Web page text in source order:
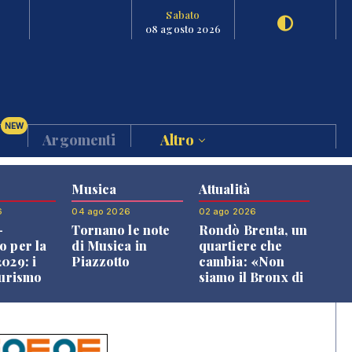
Sabato
08 agosto 2026
NEW
Argomenti Altro
per la
i
Musica
04 ago 2026
Tornano le note
di Musica in
Piazzotto
Attualità
02 ago 2026
Rondò Brenta, un
quartiere che
cambia: «Non
siamo il Bronx di